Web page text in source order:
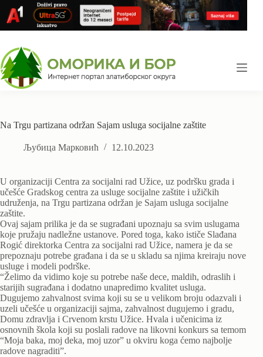
content
Na Trgu partizana održan Sajam usluga socijalne zaštite
Љубица Марковић 12.10.2023
U organizaciji Centra za socijalni rad Užice, uz podršku grada i
učešće Gradskog centra za usluge socijalne zaštite i užičkih
udruženja, na Trgu partizana održan je Sajam usluga socijalne
zaštite.
Ovaj sajam prilika je da se sugrađani upoznaju sa svim uslugama
koje pružaju nadležne ustanove. Pored toga, kako ističe Slađana
Rogić direktorka Centra za socijalni rad Užice, namera je da se
prepoznaju potrebe građana i da se u skladu sa njima kreiraju nove
usluge i modeli podrške.
“Želimo da vidimo koje su potrebe naše dece, maldih, odraslih i
starijih sugrađana i dodatno unapredimo kvalitet usluga.
Dugujemo zahvalnost svima koji su se u velikom broju odazvali i
uzeli učešće u organizaciji sajma, zahvalnost dugujemo i gradu,
Domu zdravlja i Crvenom krstu Užice. Hvala i učenicima iz
osnovnih škola koji su poslali radove na likovni konkurs sa temom
“Moja baka, moj deka, moj uzor” u okviru koga ćemo najbolje
radove nagraditi”.